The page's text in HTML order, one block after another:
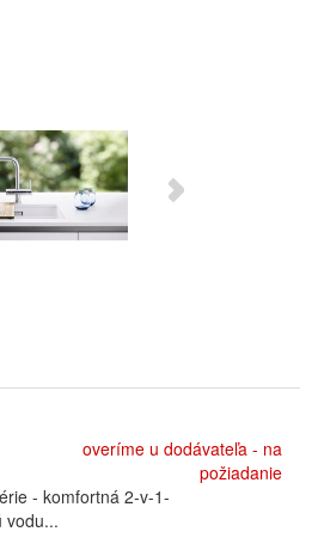
overíme u dodávateľa - na
požiadanie
- komfortná 2-v-1-
vodu...